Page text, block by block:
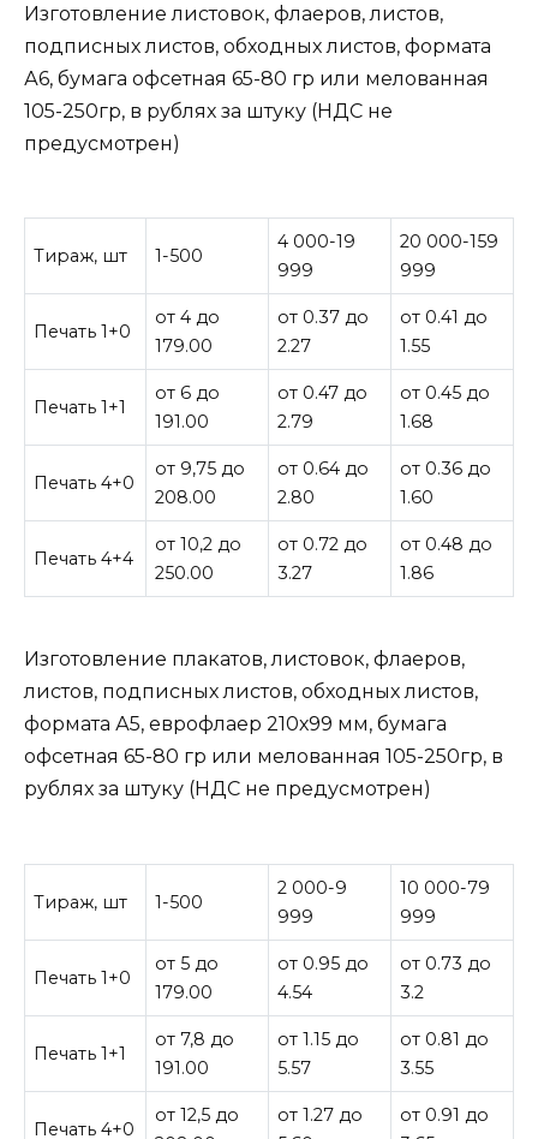
Изготовление листовок, флаеров, листов,
подписных листов, обходных листов, формата
А6, бумага офсетная 65-80 гр или мелованная
105-250гр, в рублях за штуку (НДС не
предусмотрен)
Тираж, шт 1-500
4 000-19
999
20 000-159
999
Печать 1+0
от 4 до
179.00
от 0.37 до
2.27
от 0.41 до
1.55
Печать 1+1
от 6 до
191.00
от 0.47 до
2.79
от 0.45 до
1.68
Печать 4+0
от 9,75 до
208.00
от 0.64 до
2.80
от 0.36 до
1.60
Печать 4+4
от 10,2 до
250.00
от 0.72 до
3.27
от 0.48 до
1.86
Изготовление плакатов, листовок, флаеров,
листов, подписных листов, обходных листов,
формата А5, еврофлаер 210х99 мм, бумага
офсетная 65-80 гр или мелованная 105-250гр, в
рублях за штуку (НДС не предусмотрен)
Тираж, шт 1-500
2 000-9
999
10 000-79
999
Печать 1+0
от 5 до
179.00
от 0.95 до
4.54
от 0.73 до
3.2
Печать 1+1
от 7,8 до
191.00
от 1.15 до
5.57
от 0.81 до
3.55
Печать 4+0
от 12,5 до
от 1.27 до
от 0.91 до